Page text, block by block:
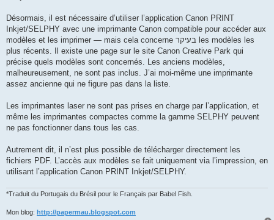
g
Désormais, il est nécessaire d’utiliser l’application Canon PRINT
Inkjet/SELPHY avec une imprimante Canon compatible pour accéder aux
modèles et les imprimer — mais cela concerne בעיקר les modèles les
plus récents. Il existe une page sur le site Canon Creative Park qui
précise quels modèles sont concernés. Les anciens modèles,
malheureusement, ne sont pas inclus. J’ai moi-même une imprimante
assez ancienne qui ne figure pas dans la liste.
Les imprimantes laser ne sont pas prises en charge par l’application, et
même les imprimantes compactes comme la gamme SELPHY peuvent
ne pas fonctionner dans tous les cas.
Autrement dit, il n’est plus possible de télécharger directement les
fichiers PDF. L’accès aux modèles se fait uniquement via l’impression, en
utilisant l’application Canon PRINT Inkjet/SELPHY.
*Traduit du Portugais du Brésil pour le Français par Babel Fish.
Mon blog: http://papermau.blogspot.com